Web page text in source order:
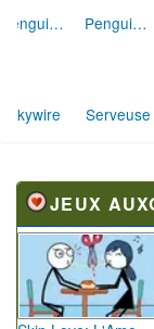
Penguin Diner 2
Skywire Serveuse
JEUX